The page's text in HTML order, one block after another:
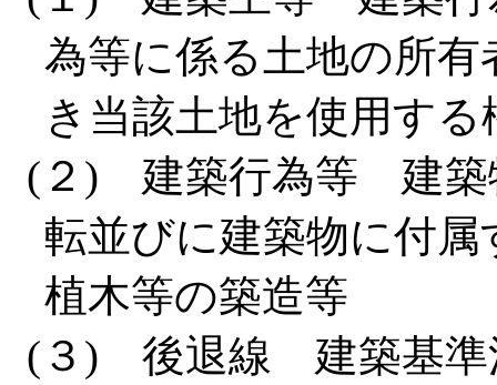
為等に係る土地の所
き当該土地を使用す
(２) 建築行為等 建築
転並びに建築物に付
植木等の築造等
(３) 後退線 建築基準